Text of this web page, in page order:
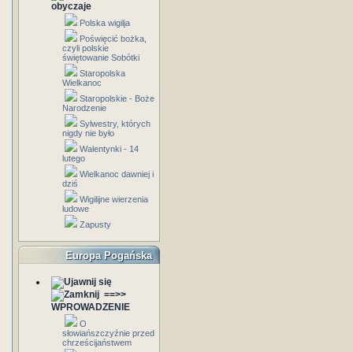
obyczaje
Polska wigilja
Poświęcić bożka,
czyli polskie
świętowanie Sobótki
Staropolska
Wielkanoc
Staropolskie - Boże
Narodzenie
Sylwestry, których
nigdy nie było
Walentynki - 14
lutego
Wielkanoc dawniej i
dziś
Wigilijne wierzenia
ludowe
Zapusty
Europa Pogańska
==>>
WPROWADZENIE
O
słowiańszczyźnie przed
chrześcijaństwem